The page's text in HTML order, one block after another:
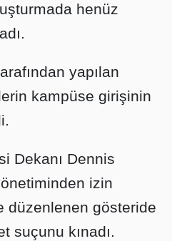
henüz
yapılan
kampüse girişinin
Dekanı Dennis
izin
düzenlenen gösteride
suçunu kınadı.